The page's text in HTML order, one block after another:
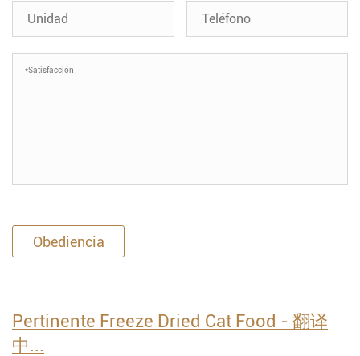
Obediencia
Pertinente Freeze Dried Cat Food - 翻译
中...